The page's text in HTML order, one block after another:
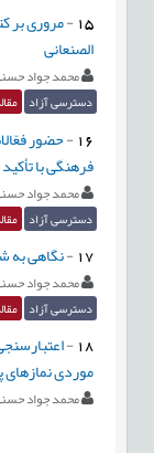
15
-مروری بر
الصنعانی
محمد جواد
دسترسی آزاد مقاله
16
-حضور
فرهنگی با
محمد جواد
دسترسی آزاد مقاله
17
-نگاهی به
محمد جواد
دسترسی آزاد مقاله
18
-
موردی
محمد جواد